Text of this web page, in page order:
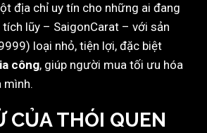
địa chỉ uy tín cho những ai đang
lũy – SaigonCarat – với sản
loại nhỏ, tiện lợi, đặc biệt
công, giúp người mua tối ưu hóa
mình.
CỦA THÓI QUEN